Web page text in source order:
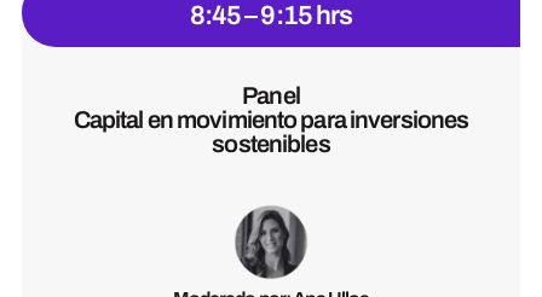
8:45 – 9:15 hrs
Panel
Capital en movimiento para inversiones
sostenibles